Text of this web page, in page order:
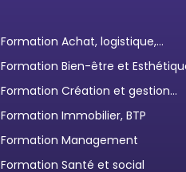
Formation Achat, logistique,
transport
Formation Bien-être et
Formation Création et gestion
d'entreprise
Formation Immobilier, BTP
Formation Management
Formation Santé et social